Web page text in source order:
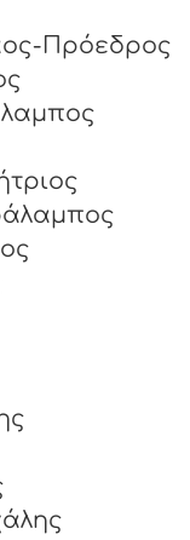
Πρόεδρος